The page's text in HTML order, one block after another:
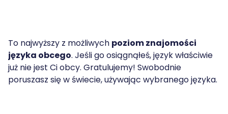
To najwyższy z możliwych poziom znajomości
języka obcego. Jeśli go osiągnąłeś, język właściwie
już nie jest Ci obcy. Gratulujemy! Swobodnie
poruszasz się w świecie, używając wybranego języka.